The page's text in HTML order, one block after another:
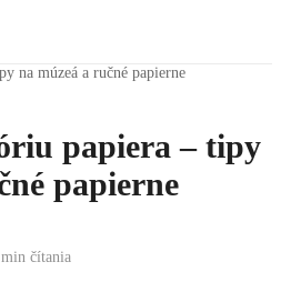
papiera – tipy
papierne
čítania